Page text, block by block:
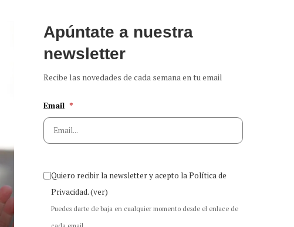
Apúntate a nuestra
newsletter
Recibe las novedades de cada semana en tu email
Email *
Quiero recibir la newsletter y acepto la Política de
Privacidad.(ver)
Puedes darte de baja en cualquier momento desde el enlace de